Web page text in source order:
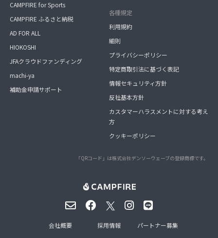
CAMPFIRE for Sports
CAMPFIRE ふるさと納税
AD FOR ALL
HIOKOSHI
JFAクラウドファンディング
machi-ya
補助金申請サポート
各種規定
利用規約
細則
プライバシーポリシー
特定商取引法に基づく表記
情報セキュリティ方針
反社基本方針
カスタマーハラスメントに対する考え
方
クッキーポリシー
「QRコード」は株式会社デンソーウェーブの登録商標です。
会社概要 採用情報 パートナー募集